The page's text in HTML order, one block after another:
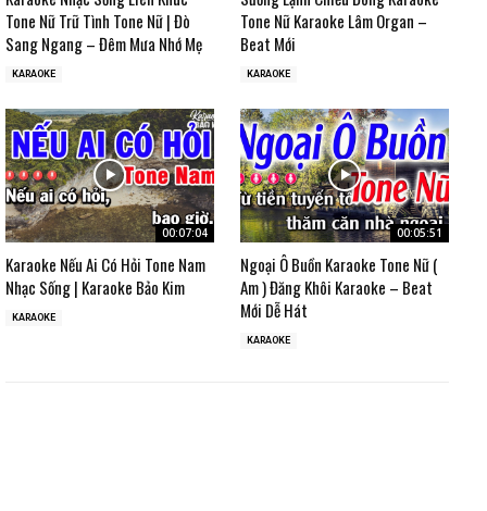
Tone Nữ Trữ Tình Tone Nữ | Đò
Sang Ngang – Đêm Mưa Nhớ Mẹ
KARAOKE
Tone Nữ Karaoke Lâm Organ –
Beat Mới
KARAOKE
00:07:04
Karaoke Nếu Ai Có Hỏi Tone Nam
Nhạc Sống | Karaoke Bảo Kim
KARAOKE
00:05:51
Ngoại Ô Buồn Karaoke Tone Nữ (
Am ) Đăng Khôi Karaoke – Beat
Mới Dễ Hát
KARAOKE